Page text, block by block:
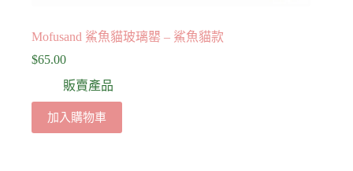
Mofusand 鯊魚貓玻璃罌 – 鯊魚貓款
$65.00
販賣產品
加入購物車